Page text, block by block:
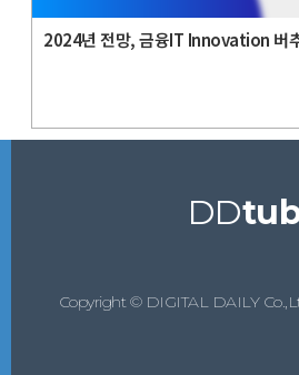
2024년 전망, 금융IT Innovation 버
DD
Copyright © DIGITAL DAILY